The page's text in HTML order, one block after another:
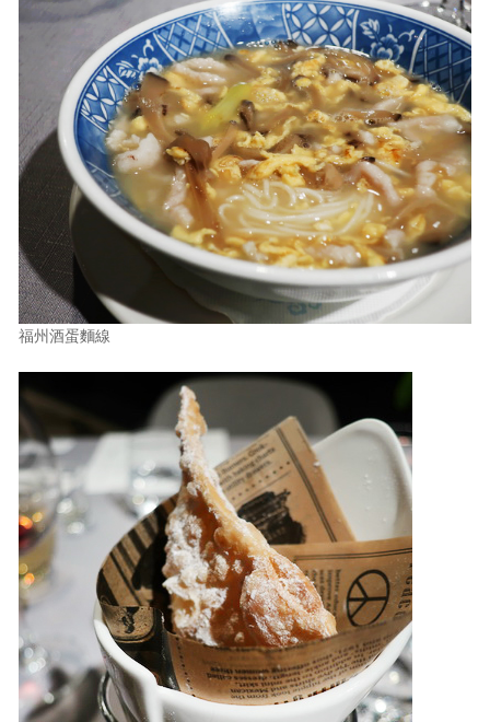
福州酒蛋麵線